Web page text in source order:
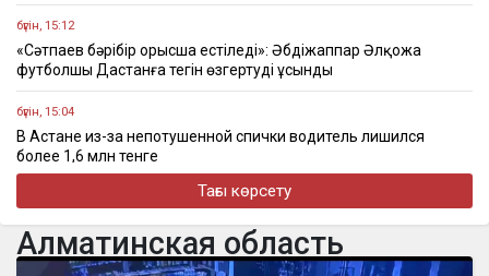
бүгін, 15:12
«Сәтпаев бәрібір орысша естіледі»: Әбдіжаппар Әлқожа
футболшы Дастанға тегін өзгертуді ұсынды
бүгін, 15:04
В Астане из-за непотушенной спички водитель лишился
более 1,6 млн тенге
Димаштың түрік тіліндегі әні шетелдік iTunes хит-
парадтарында көш бастады
Тағы көрсету
Алматинская область